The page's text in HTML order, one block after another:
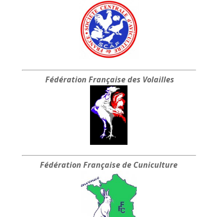
Fédération Française des Volailles
Fédération Française de Cuniculture